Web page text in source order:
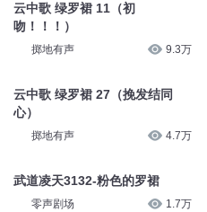
云中歌 绿罗裙 11（初
吻！！！）
掷地有声 9.3万
云中歌 绿罗裙 27（挽发结同
心）
掷地有声 4.7万
武道凌天3132-粉色的罗裙
零声剧场 1.7万